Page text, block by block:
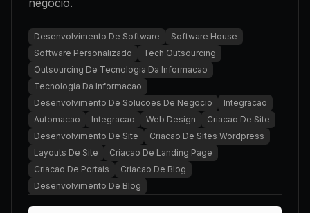
negócio.
Desenvolvimento De Software
Software House
Software Personalizado
Tech Outsourcing
Outsourcing De Tecnologia Da Informacao
Tecnologia Da Informacao
Desenvolvimento De Solucoes De Negocio
Integracao
Automacao
Integracao Web Design
Criacao De Site
Desenvolvimento De Site
Criacao De Sites Wordpress
Layouts De Site
Criacao De Landing Page
Criacao De Portais
Criacao De Blog
Desenvolvimento De Blog